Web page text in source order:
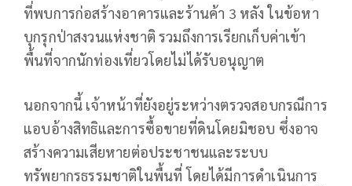
ที่พบการก่อสร้างอาคารและร้านค้า 3 หลัง ในข้อหา
บุกรุกป่าสงวนแห่งชาติ รวมถึงการเรียกเก็บค่าเข้า
พื้นที่จากนักท่องเที่ยวโดยไม่ได้รับอนุญาต
นอกจากนี้ เจ้าหน้าที่ยังอยู่ระหว่างตรวจสอบกรณีการ
แอบอ้างสิทธิและการซื้อขายที่ดินโดยมิชอบ ซึ่งอาจ
สร้างความเสียหายต่อประชาชนและระบบ
ทรัพยากรธรรมชาติในพื้นที่ โดยได้มีการดำเนินการ